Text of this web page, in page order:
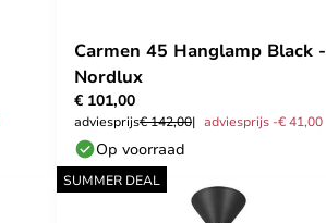
Carmen 45 Hanglamp Black -
Nordlux
€ 101,00
adviesprijs€ 142,00 adviesprijs -€ 41,00
Op voorraad
SUMMER DEAL